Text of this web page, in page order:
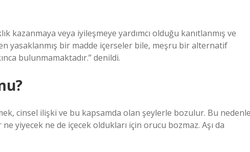
kazanmaya veya iyileşmeye yardımcı olduğu kanıtlanmış ve
yasaklanmış bir madde içerseler bile, meşru bir alternatif
bulunmamaktadır.” denildi.
cinsel ilişki ve bu kapsamda olan şeylerle bozulur. Bu nedenle
yiyecek ne de içecek oldukları için orucu bozmaz. Aşı da